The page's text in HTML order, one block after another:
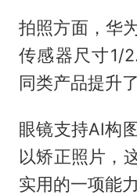
拍照方面，华
传感器尺寸1/
同类产品提升了
眼镜支持AI构
以矫正照片，
实用的一项能力